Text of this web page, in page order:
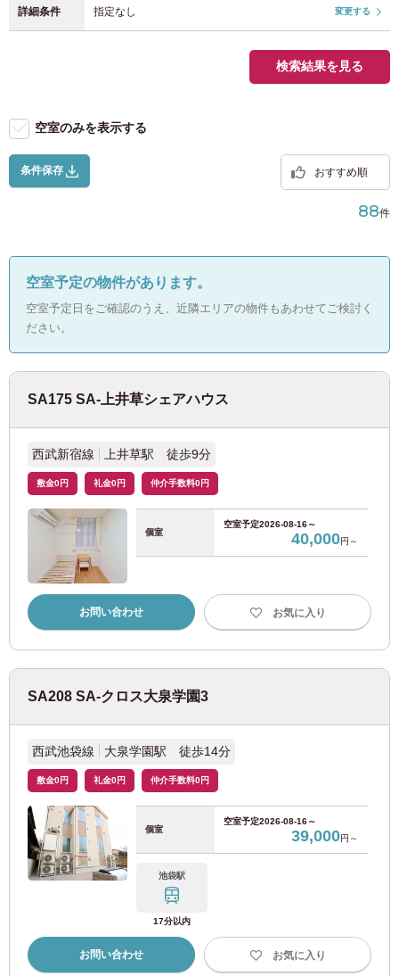
詳細条件 指定なし 変更する
検索結果を見る
条件保存 おすすめ順
88件
空室のみを表示する
空室予定の物件があります。
空室予定日をご確認のうえ、近隣エリアの物件もあわせてご検討く
ださい。
SA175 SA-上井草シェアハウス
西武新宿線 上井草駅 徒歩9分
敷金0円 礼金0円 仲介手数料0円
個室
空室予定2026-08-16～
40,000円～
お問い合わせ お気に入り
SA208 SA-クロス大泉学園3
西武池袋線 大泉学園駅 徒歩14分
敷金0円 礼金0円 仲介手数料0円
個室
空室予定2026-08-16～
39,000円～
池袋駅
17分以内
お問い合わせ お気に入り
JR横須賀線 (12)
JR東海道本線
ＪＲ相模線 (1)
東京メトロ丸ノ内線 (126)
東京メトロ銀座線 (12)
東京メトロ半蔵門線
東京メトロ千代田線 (20)
東京メトロ副都心線 (69)
東京メトロ日比谷線 (22)
東京メトロ東西線
東京メトロ南北線
都営大江戸線 (119)